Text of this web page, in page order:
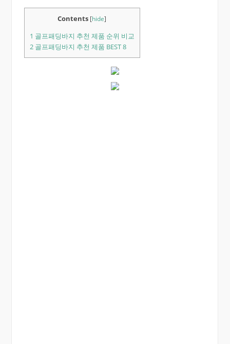
Contents [hide]
1 골프패딩바지 추천 제품 순위 비교
2골프패딩바지 추천 제품 BEST 8